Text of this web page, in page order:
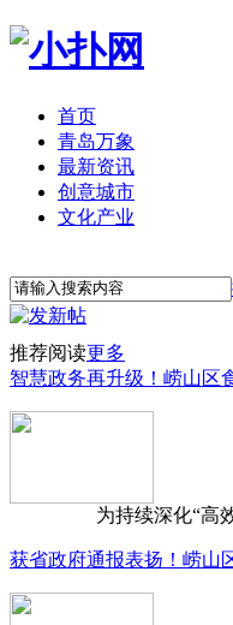
首页
青岛万象
最新资讯
创意城市
文化产业
推荐阅读更多
智慧政务再升级！崂山区
为持续深化“高效
获省政府通报表扬！崂山